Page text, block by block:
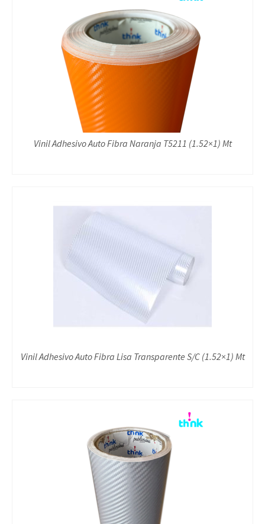
Vinil Adhesivo Auto Fibra Naranja T5211 (1.52×1) Mt
Vinil Adhesivo Auto Fibra Lisa Transparente S/C (1.52×1) Mt